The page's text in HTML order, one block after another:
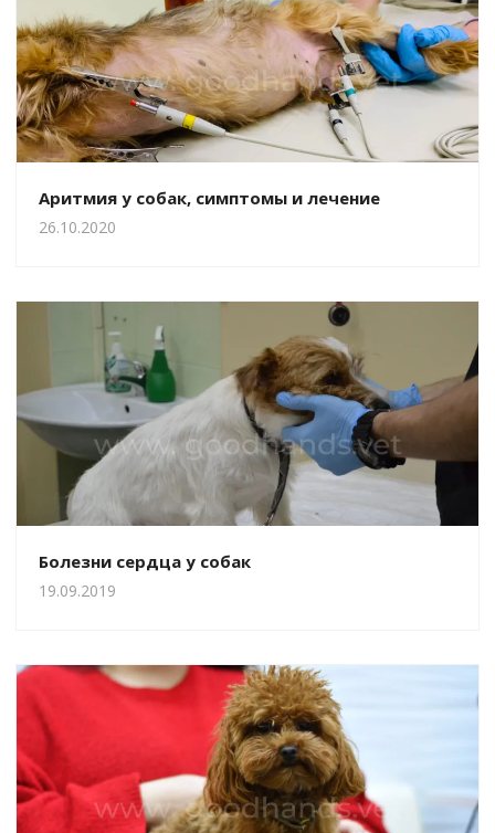
Аритмия у собак, симптомы и лечение
26.10.2020
Болезни сердца у собак
19.09.2019